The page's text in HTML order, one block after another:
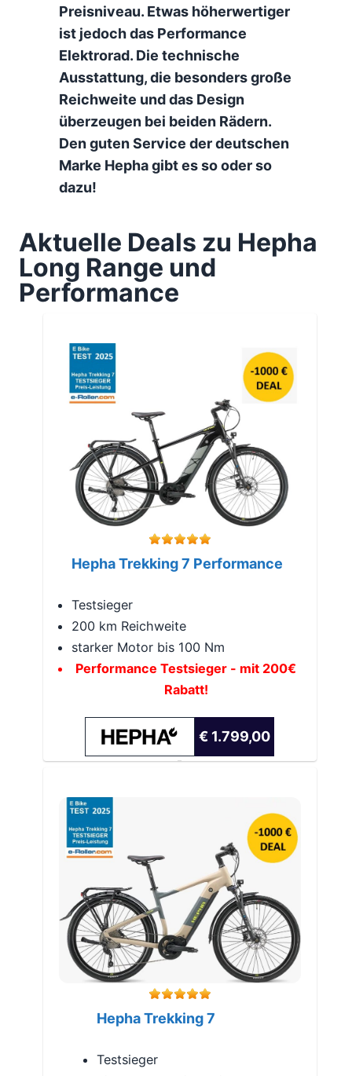
Preisniveau. Etwas höherwertiger
ist jedoch das Performance
Elektrorad. Die technische
Ausstattung, die besonders große
Reichweite und das Design
überzeugen bei beiden Rädern.
Den guten Service der deutschen
Marke Hepha gibt es so oder so
dazu!
Aktuelle Deals zu Hepha
Long Range und
Performance
Hepha Trekking 7 Performance
Testsieger
200 km Reichweite
starker Motor bis 100 Nm
Performance Testsieger - mit 200€
Rabatt!
€ 1.799,00
Hepha Trekking 7
Testsieger